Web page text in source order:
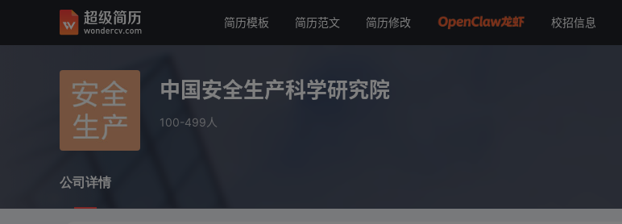
简历模板 简历范文 简历修改 校招信息
中国安全生产科学研究院
公司详情 中国安全生产科学研究院
100-499人
公司详情